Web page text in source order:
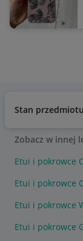
Stan
Zobacz w innej
Etui i pokrowce
Etui i pokrowce
Etui i pokrowce
Etui i pokrowce